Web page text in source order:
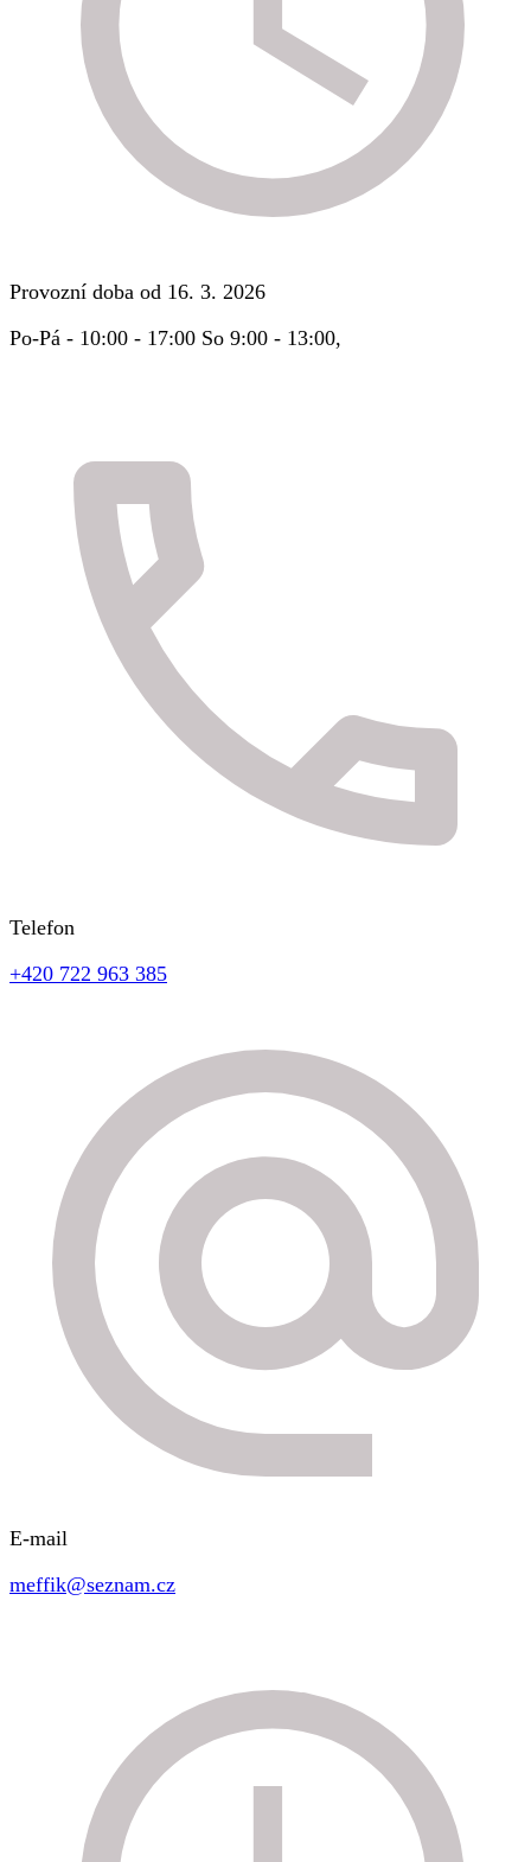
Provozní doba od 16. 3. 2026
Po-Pá - 10:00 - 17:00 So 9:00 - 13:00,
Telefon
+420 722 963 385
E-mail
meffik@seznam.cz